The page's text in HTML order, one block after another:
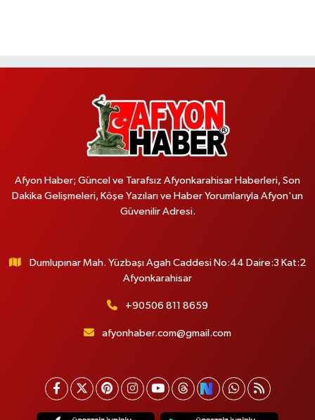
Afyon Haber; Güncel ve Tarafsız Afyonkarahisar Haberleri, Son
Dakika Gelişmeleri, Köşe Yazıları ve Haber Yorumlarıyla Afyon'un
Güvenilir Adresi.
Dumlupınar Mah. Yüzbaşı Agah Caddesi No:44 Daire:3 Kat:2
Afyonkarahisar
+90506 811 8659
afyonhaber.com@gmail.com